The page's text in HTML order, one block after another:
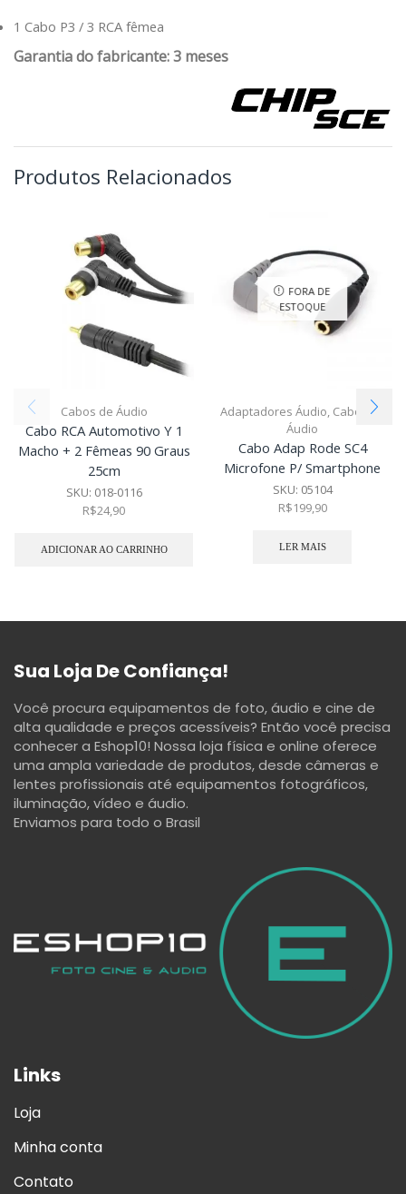
1 Cabo P3 / 3 RCA fêmea
Garantia do fabricante: 3 meses
Produtos Relacionados
Cabos de Áudio
Cabo RCA Automotivo Y 1
Macho + 2 Fêmeas 90 Graus
25cm
SKU: 018-0116
R$24,90
ADICIONAR AO CARRINHO
FORA DE
ESTOQUE
Adaptadores Áudio, Cabos de
Áudio
Cabo Adap Rode SC4
Microfone P/ Smartphone
SKU: 05104
R$199,90
LER MAIS
Sua Loja De Confiança!
Você procura equipamentos de foto, áudio e cine de
alta qualidade e preços acessíveis? Então você precisa
conhecer a Eshop10! Nossa loja física e online oferece
uma ampla variedade de produtos, desde câmeras e
lentes profissionais até equipamentos fotográficos,
iluminação, vídeo e áudio.
Enviamos para todo o Brasil
Links
Loja
Minha conta
Contato